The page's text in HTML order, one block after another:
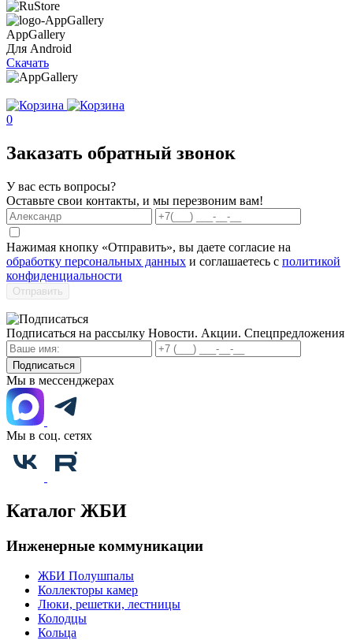
AppGallery
Для Android
Скачать
0
Заказать обратный звонок
У вас есть вопросы?
Оставьте свои контакты, и мы перезвоним вам!
Нажимая кнопку «Отправить», вы даете согласие на
обработку персональных данных и соглашаетесь с политикой
конфиденциальности
Отправить
Подписаться на рассылку Новости. Акции. Спецпредложения
Подписаться
Мы в мессенджерах
Мы в соц. сетях
Каталог ЖБИ
Инженерные коммуникации
ЖБИ Полушпалы
Коллекторы камер
Люки, решетки, лестницы
Колодцы
Кольца